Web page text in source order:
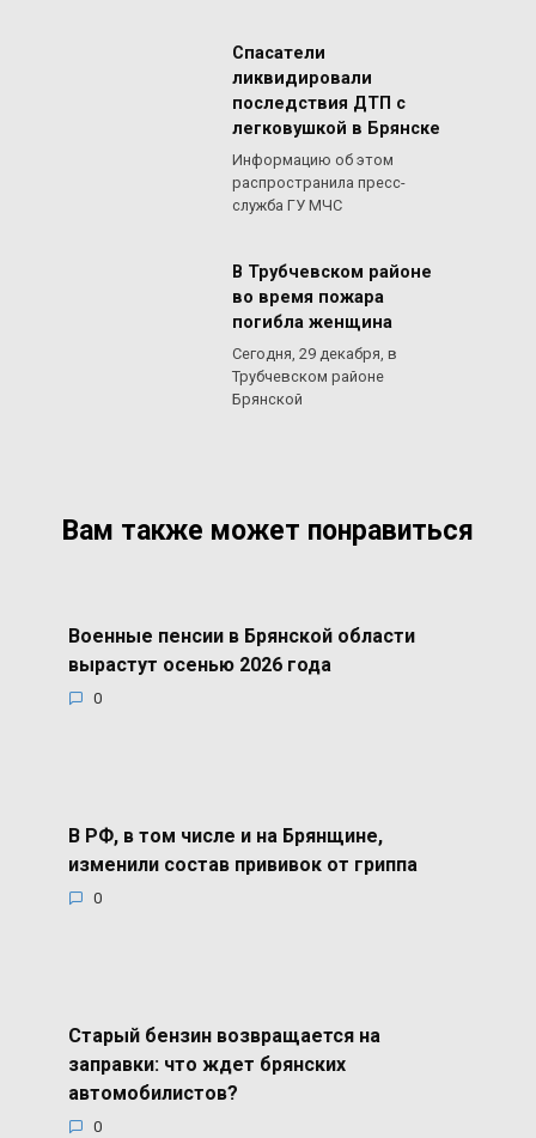
Спасатели
ликвидировали
последствия ДТП с
легковушкой в Брянске
Информацию об этом
распространила пресс-
служба ГУ МЧС
В Трубчевском районе
во время пожара
погибла женщина
Сегодня, 29 декабря, в
Трубчевском районе
Брянской
Вам также может понравиться
Военные пенсии в Брянской области
вырастут осенью 2026 года
0
В РФ, в том числе и на Брянщине,
изменили состав прививок от гриппа
0
Старый бензин возвращается на
заправки: что ждет брянских
автомобилистов?
0